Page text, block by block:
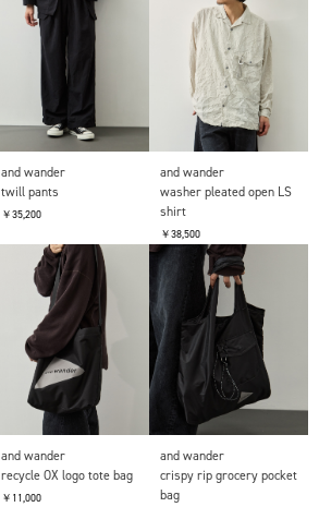
and wander
twill pants
￥35,200
and wander
washer pleated open LS
shirt
￥38,500
and wander
recycle OX logo tote bag
￥11,000
and wander
crispy rip grocery pocket
bag